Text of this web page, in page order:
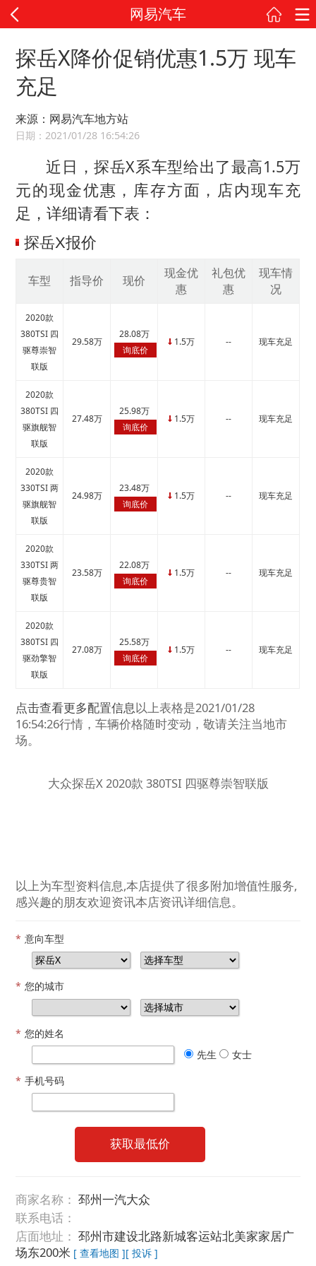
网易汽车
探岳X降价促销优惠1.5万 现车
充足
来源：网易汽车地方站
日期：2021/01/28 16:54:26
近日，探岳X系车型给出了最高1.5万
元的现金优惠，库存方面，店内现车充
足，详细请看下表：
探岳X报价
车型 指导价 现价
现金优
惠
礼包优
惠
现车情
况
2020款
380TSI 四
驱尊崇智
联版
29.58万
28.08万
询底价
↓ 1.5万 -- 现车充足
2020款
380TSI 四
驱旗舰智
联版
27.48万
25.98万
询底价
↓ 1.5万 -- 现车充足
2020款
330TSI 两
驱旗舰智
联版
24.98万
23.48万
询底价
↓ 1.5万 -- 现车充足
2020款
330TSI 两
驱尊贵智
联版
23.58万
22.08万
询底价
↓ 1.5万 -- 现车充足
2020款
380TSI 四
驱劲擎智
联版
27.08万
25.58万
询底价
↓ 1.5万 -- 现车充足
点击查看更多配置信息以上表格是2021/01/28
16:54:26行情，车辆价格随时变动，敬请关注当地市
场。
大众探岳X 2020款 380TSI 四驱尊崇智联版
以上为车型资料信息,本店提供了很多附加增值性服务,
感兴趣的朋友欢迎资讯本店资讯详细信息。
* 意向车型
* 您的城市
* 您的姓名
先生
女士
* 手机号码
获取最低价
商家名称： 邳州一汽大众
联系电话：
店面地址： 邳州市建设北路新城客运站北美家家居广
场东200米 [ 查看地图 ][ 投诉 ]